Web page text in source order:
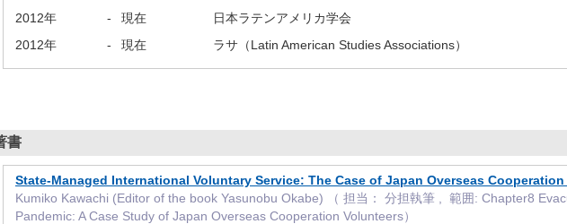
2012年
- 現在
日本ラテンアメリカ学会
2012年
- 現在 ラサ（Latin American Studies Associations）
書
State-Managed International Voluntary Service: The Case of Japan Overseas
Kumiko Kawachi (Editor of the book Yasunobu Okabe) （ 担当： 分担執筆 , 範囲: Chapter8
Pandemic: A Case Study of Japan Overseas Cooperation Volunteers）